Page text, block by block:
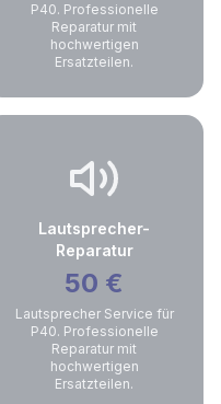
P40. Professionelle
Reparatur mit
hochwertigen
Ersatzteilen.
Lautsprecher-
Reparatur
50 €
Lautsprecher Service für
P40. Professionelle
Reparatur mit
hochwertigen
Ersatzteilen.